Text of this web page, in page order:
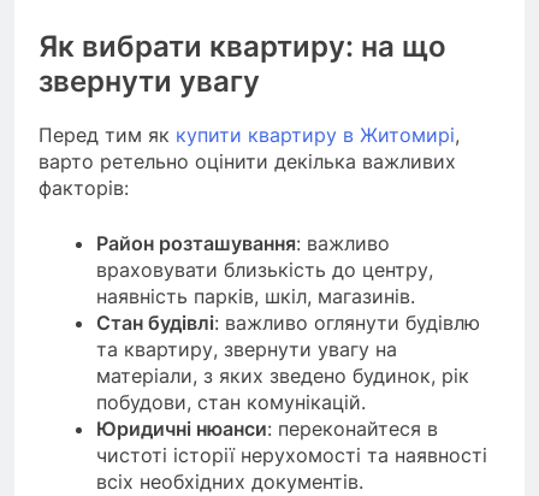
Як вибрати квартиру: на що
звернути увагу
Перед тим як купити квартиру в Житомирі,
варто ретельно оцінити декілька важливих
факторів:
Район розташування: важливо
враховувати близькість до центру,
наявність парків, шкіл, магазинів.
Стан будівлі: важливо оглянути будівлю
та квартиру, звернути увагу на
матеріали, з яких зведено будинок, рік
побудови, стан комунікацій.
Юридичні нюанси: переконайтеся в
чистоті історії нерухомості та наявності
всіх необхідних документів.